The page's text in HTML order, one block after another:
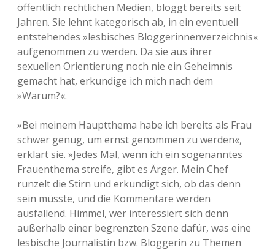
öffentlich rechtlichen Medien, bloggt bereits seit
Jahren. Sie lehnt kategorisch ab, in ein eventuell
entstehendes »lesbisches Bloggerinnenverzeichnis«
aufgenommen zu werden. Da sie aus ihrer
sexuellen Orientierung noch nie ein Geheimnis
gemacht hat, erkundige ich mich nach dem
»Warum?«.
»Bei meinem Hauptthema habe ich bereits als Frau
schwer genug, um ernst genommen zu werden«,
erklärt sie. »Jedes Mal, wenn ich ein sogenanntes
Frauenthema streife, gibt es Ärger. Mein Chef
runzelt die Stirn und erkundigt sich, ob das denn
sein müsste, und die Kommentare werden
ausfallend. Himmel, wer interessiert sich denn
außerhalb einer begrenzten Szene dafür, was eine
lesbische Journalistin bzw. Bloggerin zu Themen